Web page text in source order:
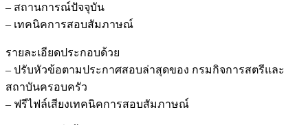
– สถานการณ์ปัจจุบัน
– เทคนิคการสอบสัมภาษณ์
รายละเอียดประกอบด้วย
– ปรับหัวข้อตามประกาศสอบล่าสุดของ กรมกิจการสตรีและ
สถาบันครอบครัว
– ฟรีไฟล์เสียงเทคนิคการสอบสัมภาษณ์